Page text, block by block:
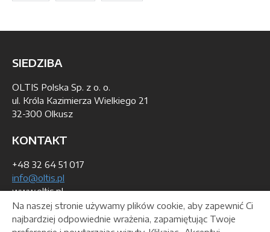
SIEDZIBA
OLTIS Polska Sp. z o. o.
ul. Króla Kazimierza Wielkiego 21
32-300 Olkusz
KONTAKT
+48 32 64 51 017
info@oltis.pl
www.oltis.pl
DANE DO WYSTAWIENIA FAKTURY
Na naszej stronie używamy plików cookie, aby zapewnić Ci
najbardziej odpowiednie wrażenia, zapamiętując Twoje